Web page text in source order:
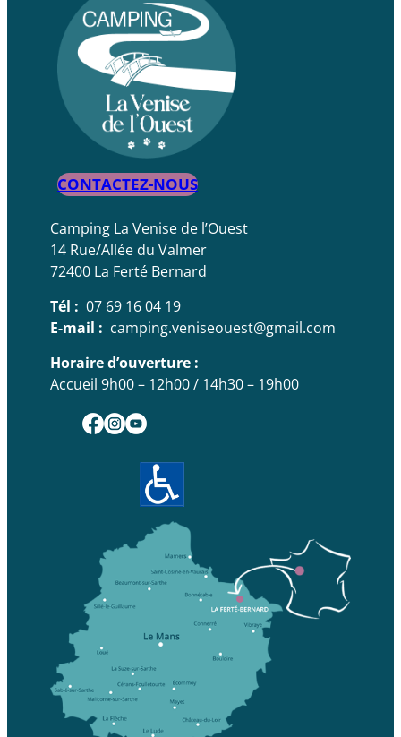
CONTACTEZ-NOUS
Camping La Venise de l’Ouest
14 Rue/Allée du Valmer
72400 La Ferté Bernard
Tél : 07 69 16 04 19
E-mail : camping.veniseouest@gmail.com
Horaire d’ouverture :
Accueil 9h00 – 12h00 / 14h30 – 19h00